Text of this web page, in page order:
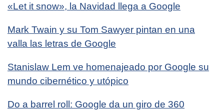
«Let it snow», la Navidad llega a Google
Mark Twain y su Tom Sawyer pintan en una
valla las letras de Google
Stanislaw Lem ve homenajeado por Google su
mundo cibernético y utópico
Do a barrel roll: Google da un giro de 360